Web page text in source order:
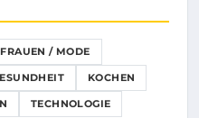
FRAUEN / MODE
KOCHEN
TECHNOLOGIE